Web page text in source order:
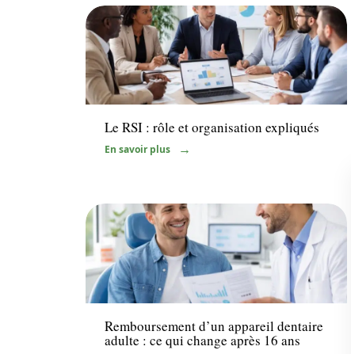
Santé
Le RSI : rôle et organisation expliqués
En savoir plus
Santé
Remboursement d’un appareil dentaire
adulte : ce qui change après 16 ans